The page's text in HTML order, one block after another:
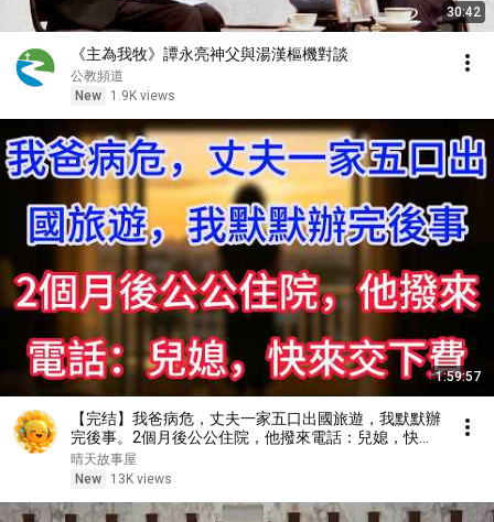
30:42
《主為我牧》譚永亮神父與湯漢樞機對談
公教頻道
New
1.9K views
1:59:57
【完结】我爸病危，丈夫一家五口出國旅遊，我默默辦
完後事。2個月後公公住院，他撥來電話：兒媳，快來
交下費
晴天故事屋
New
13K views